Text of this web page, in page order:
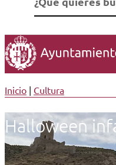
Inicio | Cultura
Halloween